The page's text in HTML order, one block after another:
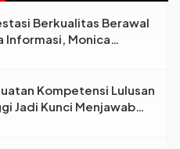
Berkualitas Berawal
Informasi, Monica
Analisis
Kompetensi Lulusan
Jadi Kunci Menjawab
Kerja